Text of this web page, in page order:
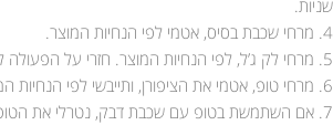
שניות.
4. מרחי שכבת בסיס, אטמי לפי הנחיות המוצר.
5. מרחי לק ג’ל, לפי הנחיות המוצר. חזרי על הפעולה לשכבה שנייה ועיצוב.
6. מרחי טופ, אטמי את הציפורן, ותייבשי לפי הנחיות המנורה.
7. אם השתמשת בטופ עם שכבת דבק, נטרלי את